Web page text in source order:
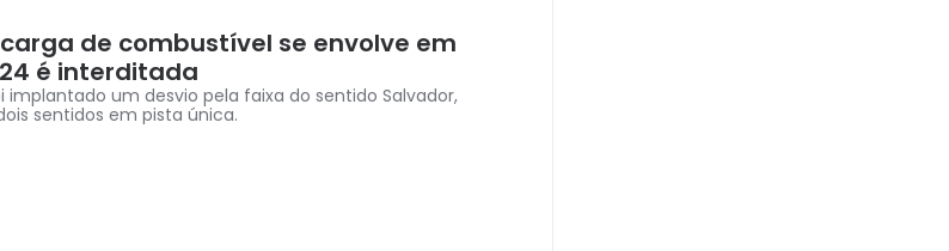
de combustível se envolve em
é interditada
implantado um desvio pela faixa do sentido Salvador,
sentidos em pista única.